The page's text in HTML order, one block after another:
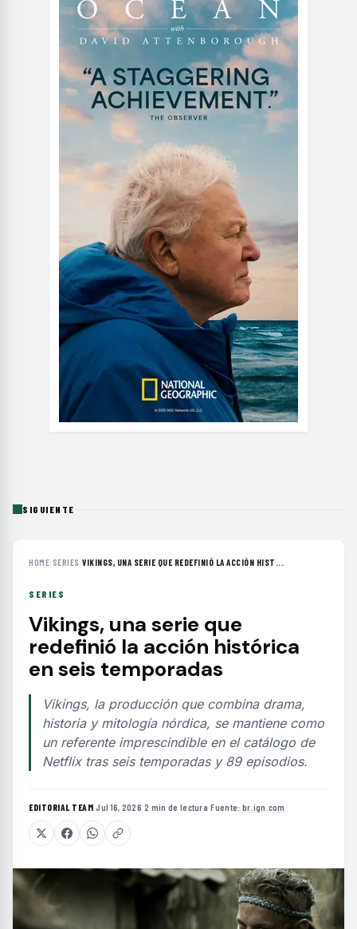
SIGUIENTE
HOME› SERIES ›VIKINGS, UNA SERIE QUE REDEFINIÓ LA ACCIÓN HIST...
SERIES
Vikings, una serie que
redefinió la acción histórica
en seis temporadas
Vikings, la producción que combina drama,
historia y mitología nórdica, se mantiene como
un referente imprescindible en el catálogo de
Netflix tras seis temporadas y 89 episodios.
EDITORIAL TEAM·Jul 16, 2026·2 min de lectura·Fuente: br.ign.com